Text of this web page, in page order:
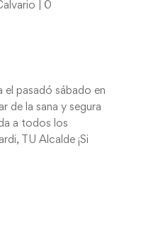
0
el pasadó sábado en
de la sana y segura
a todos los
TU Alcalde ¡Si